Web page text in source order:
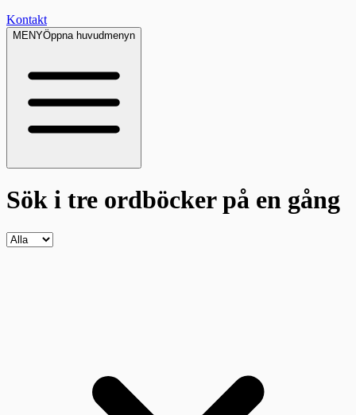
Kontakt
MENYÖppna huvudmenyn
Sök i tre ordböckerpå en gång